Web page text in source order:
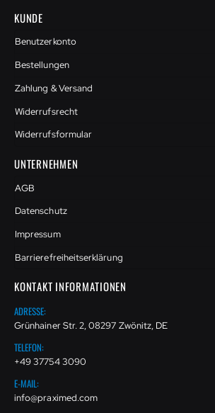
KUNDE
Benutzerkonto
Bestellungen
Zahlung & Versand
Widerrufsrecht
Widerrufsformular
UNTERNEHMEN
AGB
Datenschutz
Impressum
Barrierefreiheitserklärung
KONTAKT INFORMATIONEN
ADRESSE:
Grünhainer Str. 2, 08297 Zwönitz, DE
TELEFON:
+49 37754 3090
E-MAIL:
info@praximed.com